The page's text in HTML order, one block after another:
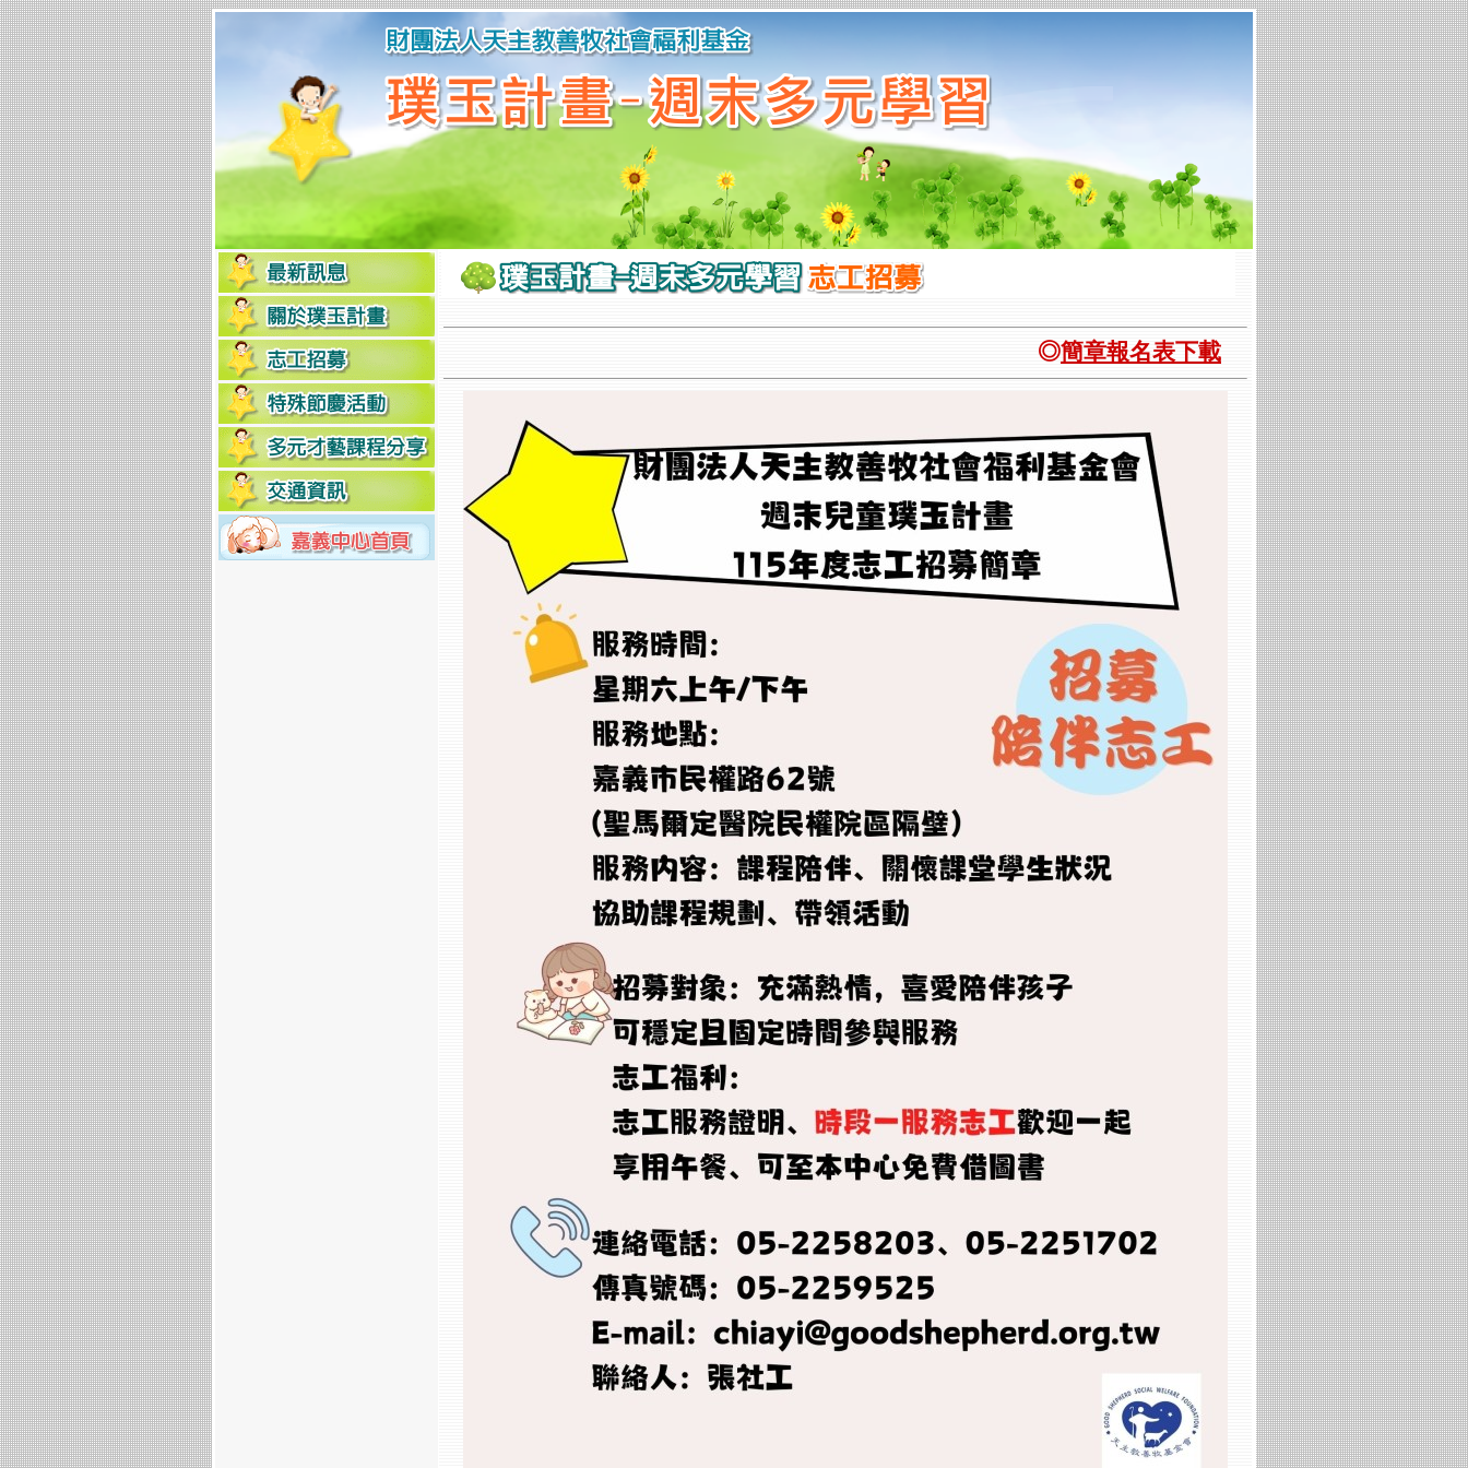
◎簡章報名表下載